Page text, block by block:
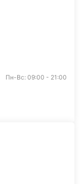
Пн-Вс: 09:00 - 21:00